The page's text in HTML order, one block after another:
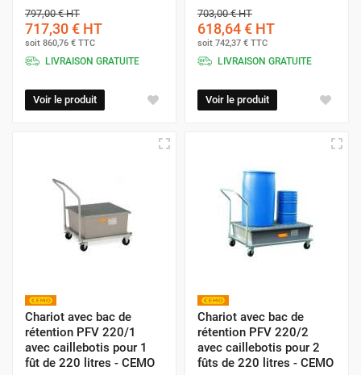
797,00 €HT
717,30 € HT
soit 860,76 € TTC
LIVRAISON GRATUITE
Voir le produit
703,00 €HT
618,64 € HT
soit 742,37 € TTC
LIVRAISON GRATUITE
Voir le produit
Chariot avec bac de
rétention PFV 220/1
avec caillebotis pour 1
fût de 220 litres - CEMO
Chariot avec bac de
rétention PFV 220/2
avec caillebotis pour 2
fûts de 220 litres - CEMO